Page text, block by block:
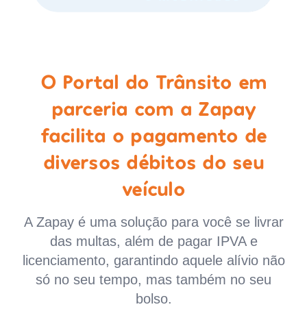
O Portal do Trânsito em
parceria com a Zapay
facilita o pagamento de
diversos débitos do seu
veículo
A Zapay é uma solução para você se livrar
das multas, além de pagar IPVA e
licenciamento, garantindo aquele alívio não
só no seu tempo, mas também no seu
bolso.